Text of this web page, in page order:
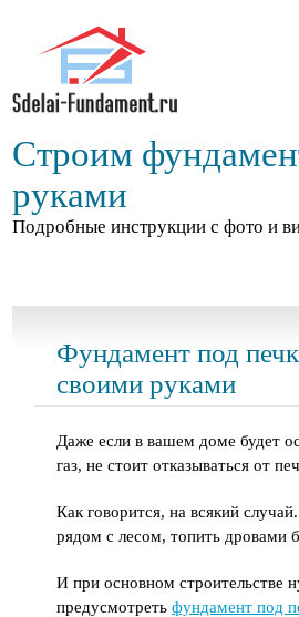
Строим
руками
Подробные инструкции с фото и
Фундамент под
своими руками
Даже если в вашем доме будет
газ, не стоит отказываться от
Как говорится, на всякий
рядом с лесом, топить дровами
И при основном строительстве
предусмотретьфундамент под